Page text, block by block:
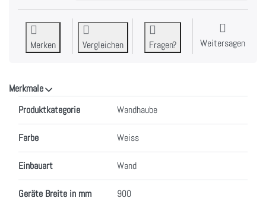
Merken Vergleichen Fragen? Weitersagen
Merkmale
Produktkategorie Wandhaube
Farbe Weiss
Einbauart Wand
Geräte Breite in mm 900